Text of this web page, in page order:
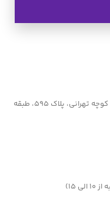
تهران، میدان رسالت،خیابان سمنگان، نبش کوچه تهرانی، پلاک ۵۹۵، طبقه